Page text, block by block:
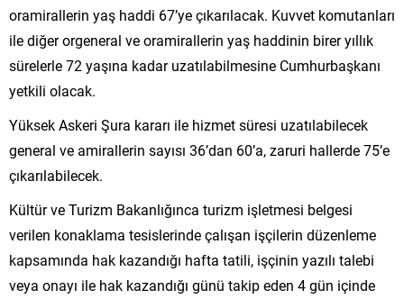
oramirallerin yaş haddi 67’ye çıkarılacak. Kuvvet komutanları
ile diğer orgeneral ve oramirallerin yaş haddinin birer yıllık
sürelerle 72 yaşına kadar uzatılabilmesine Cumhurbaşkanı
yetkili olacak.
Yüksek Askeri Şura kararı ile hizmet süresi uzatılabilecek
general ve amirallerin sayısı 36’dan 60’a, zaruri hallerde 75’e
çıkarılabilecek.
Kültür ve Turizm Bakanlığınca turizm işletmesi belgesi
verilen konaklama tesislerinde çalışan işçilerin düzenleme
kapsamında hak kazandığı hafta tatili, işçinin yazılı talebi
veya onayı ile hak kazandığı günü takip eden 4 gün içinde